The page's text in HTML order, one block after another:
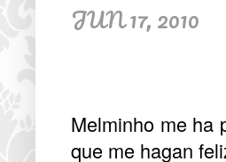
JUN 17, 2010
Melminho me ha
que me hagan